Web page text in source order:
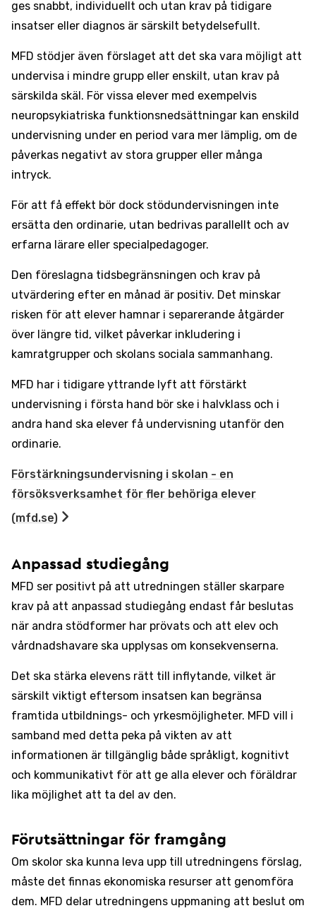
ges snabbt, individuellt och utan krav på tidigare
insatser eller diagnos är särskilt betydelsefullt.
MFD stödjer även förslaget att det ska vara möjligt att
undervisa i mindre grupp eller enskilt, utan krav på
särskilda skäl. För vissa elever med exempelvis
neuropsykiatriska funktionsnedsättningar kan enskild
undervisning under en period vara mer lämplig, om de
påverkas negativt av stora grupper eller många
intryck.
För att få effekt bör dock stödundervisningen inte
ersätta den ordinarie, utan bedrivas parallellt och av
erfarna lärare eller specialpedagoger.
Den föreslagna tidsbegränsningen och krav på
utvärdering efter en månad är positiv. Det minskar
risken för att elever hamnar i separerande åtgärder
över längre tid, vilket påverkar inkludering i
kamratgrupper och skolans sociala sammanhang.
MFD har i tidigare yttrande lyft att förstärkt
undervisning i första hand bör ske i halvklass och i
andra hand ska elever få undervisning utanför den
ordinarie.
Förstärkningsundervisning i skolan - en
försöksverksamhet för fler behöriga elever
(mfd.se)
Anpassad studiegång
MFD ser positivt på att utredningen ställer skarpare
krav på att anpassad studiegång endast får beslutas
när andra stödformer har prövats och att elev och
vårdnadshavare ska upplysas om konsekvenserna.
Det ska stärka elevens rätt till inflytande, vilket är
särskilt viktigt eftersom insatsen kan begränsa
framtida utbildnings- och yrkesmöjligheter. MFD vill i
samband med detta peka på vikten av att
informationen är tillgänglig både språkligt, kognitivt
och kommunikativt för att ge alla elever och föräldrar
lika möjlighet att ta del av den.
Förutsättningar för framgång
Om skolor ska kunna leva upp till utredningens förslag,
måste det finnas ekonomiska resurser att genomföra
dem. MFD delar utredningens uppmaning att beslut om